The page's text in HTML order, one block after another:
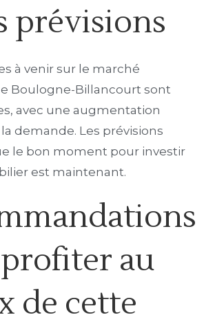
prévisions
à venir sur le marché
Boulogne-Billancourt sont
avec une augmentation
demande. Les prévisions
le bon moment pour investir
est maintenant.
au
de cette